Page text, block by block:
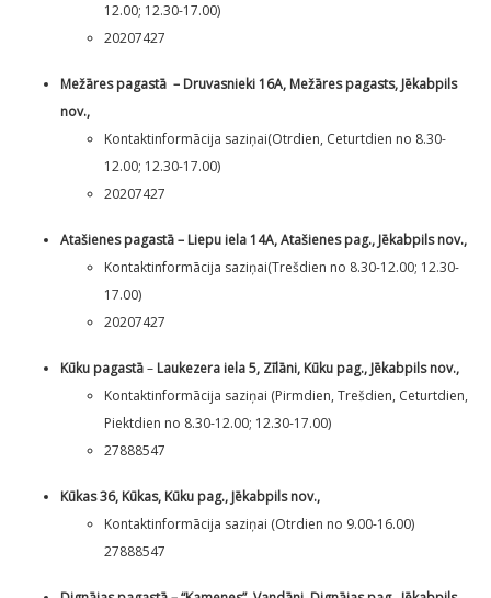
12.00; 12.30-17.00)
20207427
Mežāres pagastā – Druvasnieki 16A, Mežāres pagasts, Jēkabpils
nov.,
Kontaktinformācija saziņai(Otrdien, Ceturtdien no 8.30-
12.00; 12.30-17.00)
20207427
Atašienes pagastā – Liepu iela 14A, Atašienes pag., Jēkabpils nov.,
Kontaktinformācija saziņai(Trešdien no 8.30-12.00; 12.30-
17.00)
20207427
Kūku pagastā– Laukezera iela 5, Zīlāni, Kūku pag., Jēkabpils nov.,
Kontaktinformācija saziņai (Pirmdien, Trešdien, Ceturtdien,
Piektdien no 8.30-12.00; 12.30-17.00)
27888547
Kūkas 36, Kūkas, Kūku pag., Jēkabpils nov.,
Kontaktinformācija saziņai (Otrdien no 9.00-16.00)
27888547